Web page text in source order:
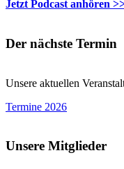
Jetzt Podcast anhören
Der nächste Termin
Unsere aktuellen
Termine 2026
Unsere Mitglieder